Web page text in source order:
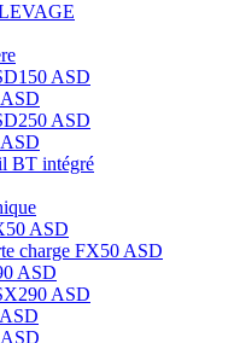
ASD
ASD
BT intégré
ASD
charge FX50 ASD
ASD
ASD